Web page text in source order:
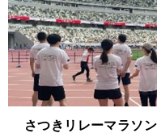
さつきリレーマラソ